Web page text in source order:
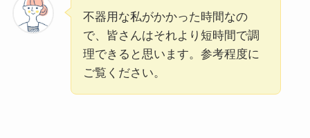
不器用な私がかかった時間なの
で、皆さんはそれより短時間で調
理できると思います。参考程度に
ご覧ください。